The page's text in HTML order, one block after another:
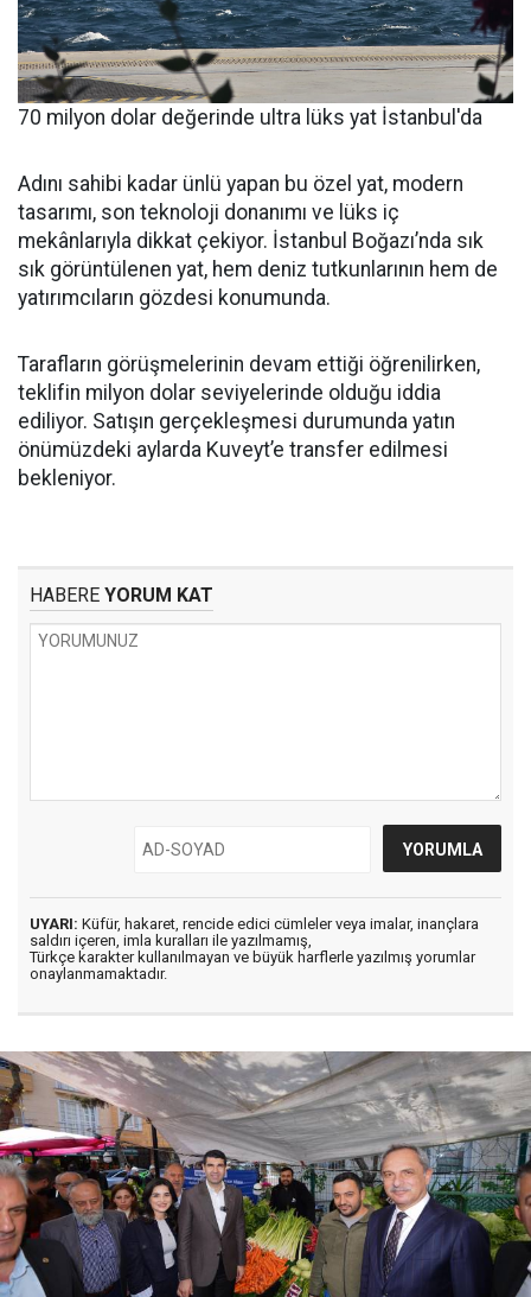
70 milyon dolar değerinde ultra lüks yat İstanbul'da
Adını sahibi kadar ünlü yapan bu özel yat, modern
tasarımı, son teknoloji donanımı ve lüks iç
mekânlarıyla dikkat çekiyor. İstanbul Boğazı’nda sık
sık görüntülenen yat, hem deniz tutkunlarının hem de
yatırımcıların gözdesi konumunda.
Tarafların görüşmelerinin devam ettiği öğrenilirken,
teklifin milyon dolar seviyelerinde olduğu iddia
ediliyor. Satışın gerçekleşmesi durumunda yatın
önümüzdeki aylarda Kuveyt’e transfer edilmesi
bekleniyor.
HABERE YORUM KAT
UYARI: Küfür, hakaret, rencide edici cümleler veya imalar, inançlara
saldırı içeren, imla kuralları ile yazılmamış,
Türkçe karakter kullanılmayan ve büyük harflerle yazılmış yorumlar
onaylanmamaktadır.